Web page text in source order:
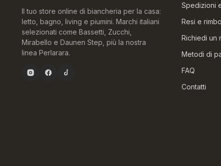
Il tuo store online di biancheria per la casa:
letto, bagno, living e piumini. Marchi italiani
selezionati come Bassetti, Zucchi,
Mirabello e Daunen Step, più la nostra
linea Perlarara.
Spedizioni
Resi e
Richiedi un
Metodi di
FAQ
Contatti